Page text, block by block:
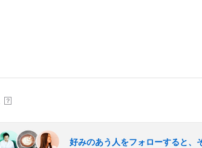
？
好みのあう人をフォローすると、